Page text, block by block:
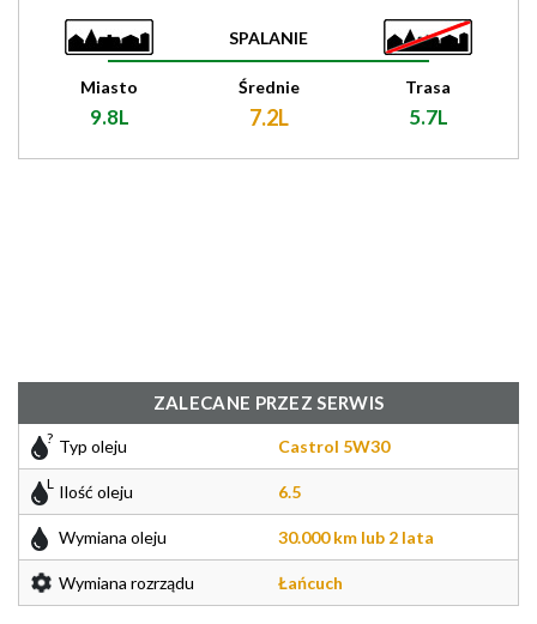
SPALANIE
Miasto
9.8L
Średnie
7.2L
Trasa
5.7L
ZALECANE PRZEZ SERWIS
Typ oleju Castrol 5W30
Ilość oleju 6.5
Wymiana oleju 30.000 km lub 2 lata
Wymiana rozrządu Łańcuch